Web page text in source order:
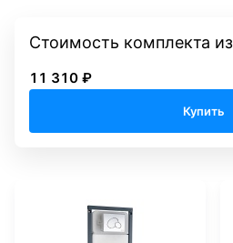
Стоимость комплекта из
11 310 ₽
Купить